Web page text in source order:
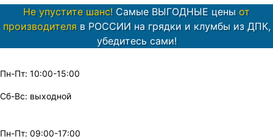
Не упустите шанс! Самые ВЫГОДНЫЕ цены от
производителяв РОССИИ на грядки и клумбы из ДПК,
убедитесь сами!
Пн-Пт: 10:00-15:00
Сб-Вс: выходной
Пн-Пт: 09:00-17:00